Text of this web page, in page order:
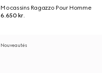
Mocassins Ragazzo Pour Homme
6.650 kr.
Nouveautés